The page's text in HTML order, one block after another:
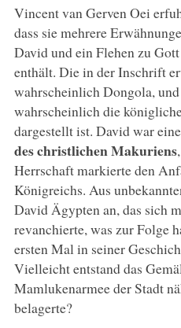
Vincent van Gerven Oei
dass sie mehrere
David und ein Flehen zu
enthält. Die in der Inschrift
wahrscheinlich Dongola,
wahrscheinlich die
dargestellt ist. David war
des christlichen Makuriens
Herrschaft markierte den
Königreichs. Aus
David Ägypten an, das sich
revanchierte, was zur Folge
ersten Mal in seiner
Vielleicht entstand das
Mamlukenarmee der Stadt
belagerte?